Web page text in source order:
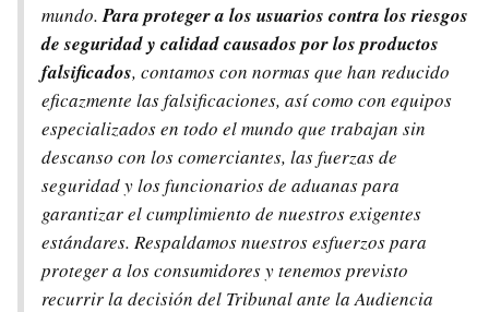
mundo.Para proteger a los usuarios contra los riesgos
de seguridad y calidad causados por los productos
falsificados, contamos con normas que han reducido
eficazmente las falsificaciones, así como con equipos
especializados en todo el mundo que trabajan sin
descanso con los comerciantes, las fuerzas de
seguridad y los funcionarios de aduanas para
garantizar el cumplimiento de nuestros exigentes
estándares. Respaldamos nuestros esfuerzos para
proteger a los consumidores y tenemos previsto
recurrir la decisión del Tribunal ante la Audiencia